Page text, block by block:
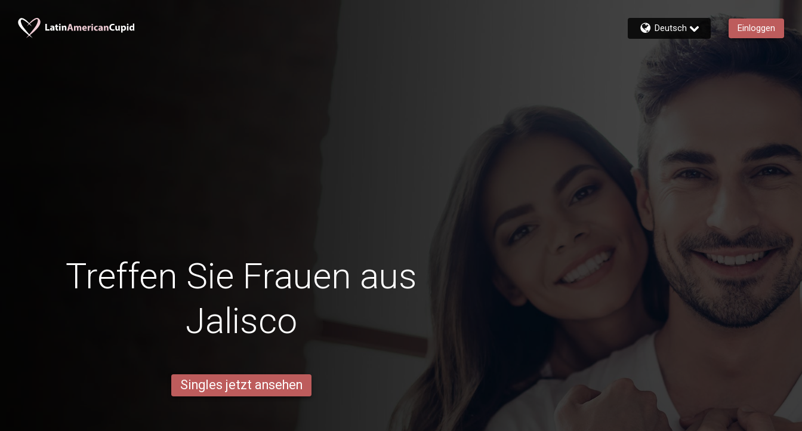
Deutsch Einloggen
Treffen Sie Frauen aus
Jalisco
Singles jetzt ansehen